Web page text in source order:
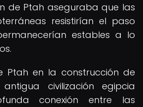
de Ptah aseguraba que las
resistirían el paso
estables a lo
Ptah en la construcción de
civilización egipcia
conexión entre las